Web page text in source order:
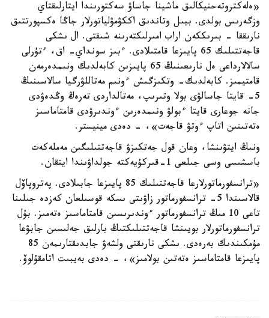
«ەلەكتروتەحنيكالىق ماشينا جاساۋ سەكتورىندا ايتارلىقتاي
وزگەرىس بولدى. بيىل وتاندىق اككۋمۋلياتورلار جاڭا ەكسپورتتىق
نارىققا - بىرىككەن اراب امىرلىكتەرىنە شىقتى. ال ىشكى
قاجەتتىلىك 65 پايىزعا قامتىلادى. ءبىز سونداي- اق، ءتۇرلى
سالالارداعى ەل نارىعىنىڭ 65 پايىزىن كابەلدىك ونىمدەرمەن
قامتيمىز. كابەلدىك- وتكىزگىش ءونىم مەتاللۋرگيا سالاسىنىڭ
5- قايتا جاسالۋى بولا وتىرىپ، مەتالداردى تەرەڭ وڭدەۋدى
جانە جوعارى قايتا ءبولۋ ونىمدەرىن ءوندىرۋدى قامتاماسىز
ەتەتىنىن اتاپ ءوتۋ قاجەت»، - دەدى مينيستر.
ونىڭ ايتۋىنشا، وعان قول جەتكىزۋ قاجەتتىلىگىن مەملەكەت
باسشىسى وسى جىلعى 1-قىركۇيەكتە جولداۋىندا ايتقان.
«ترانسفورماتورلارعا قاجەتتىلىك 85 پايىزعا جابىلادى. پەتروپاۆل
قالاسىندا 5- ترانسفورماتور زاۋىتى ىسكە قوسىلعان كەزدە جىلىنا
تاعى 10 مىڭ ترانسفورماتور ءوندىرىسىن قامتاماسىز ەتەمىز. بۇل
ترانسفورماتورلار بويىنشا قاجەتتىلىكتىڭ بارلىق جەلىسىن جابۋعا
مۇمكىندىك بەرەدى. ىشكى نارىقتى ولشەۋ جابدىقتارىمەن 85
پايىزعا قامتاماسىز ەتەتىن بولامىز»، - دەدى بەيبىت اتامقۇلوۆ.